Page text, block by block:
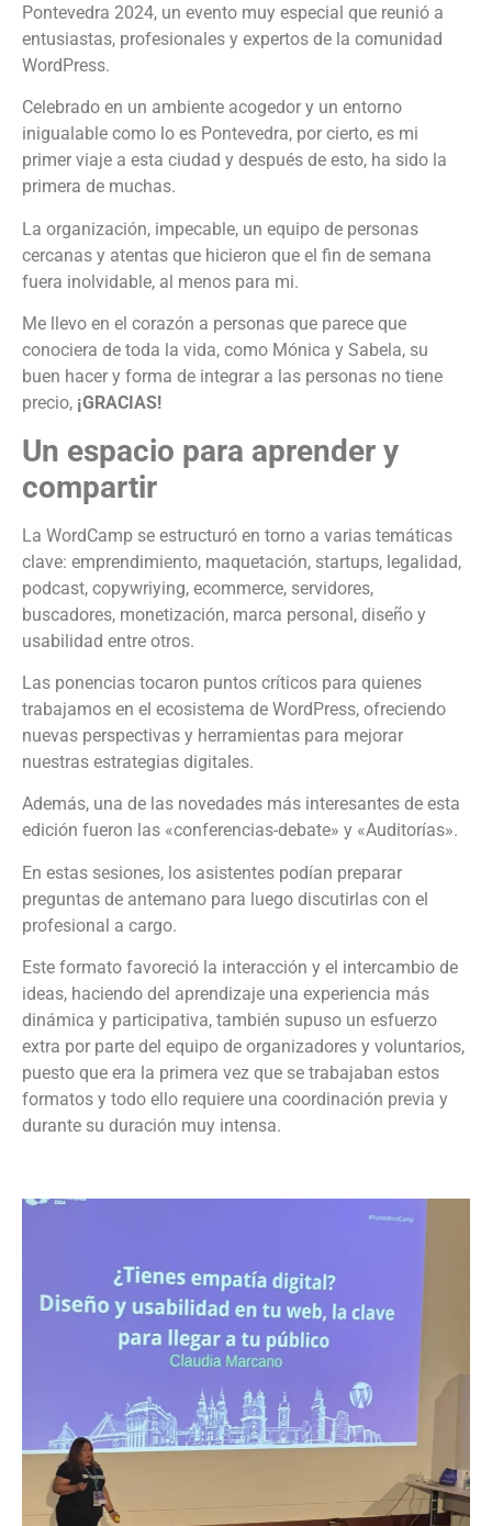
Pontevedra 2024, un evento muy especial que reunió a
entusiastas, profesionales y expertos de la comunidad
WordPress.
Celebrado en un ambiente acogedor y un entorno
inigualable como lo es Pontevedra, por cierto, es mi
primer viaje a esta ciudad y después de esto, ha sido la
primera de muchas.
La organización, impecable, un equipo de personas
cercanas y atentas que hicieron que el fin de semana
fuera inolvidable, al menos para mi.
Me llevo en el corazón a personas que parece que
conociera de toda la vida, como Mónica y Sabela, su
buen hacer y forma de integrar a las personas no tiene
precio, ¡GRACIAS!
Un espacio para aprender y
compartir
La WordCamp se estructuró en torno a varias temáticas
clave: emprendimiento, maquetación, startups, legalidad,
podcast, copywriying, ecommerce, servidores,
buscadores, monetización, marca personal, diseño y
usabilidad entre otros.
Las ponencias tocaron puntos críticos para quienes
trabajamos en el ecosistema de WordPress, ofreciendo
nuevas perspectivas y herramientas para mejorar
nuestras estrategias digitales.
Además, una de las novedades más interesantes de esta
edición fueron las «conferencias-debate» y «Auditorías».
En estas sesiones, los asistentes podían preparar
preguntas de antemano para luego discutirlas con el
profesional a cargo.
Este formato favoreció la interacción y el intercambio de
ideas, haciendo del aprendizaje una experiencia más
dinámica y participativa, también supuso un esfuerzo
extra por parte del equipo de organizadores y voluntarios,
puesto que era la primera vez que se trabajaban estos
formatos y todo ello requiere una coordinación previa y
durante su duración muy intensa.